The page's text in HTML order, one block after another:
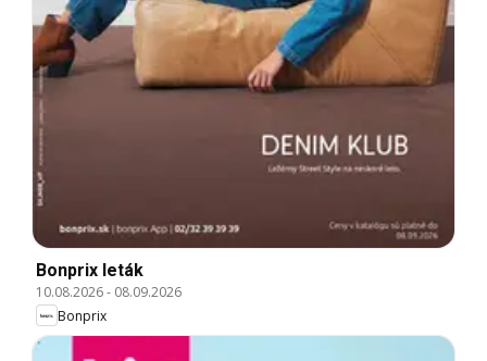
Bonprix leták
10.08.2026- 08.09.2026
Bonprix